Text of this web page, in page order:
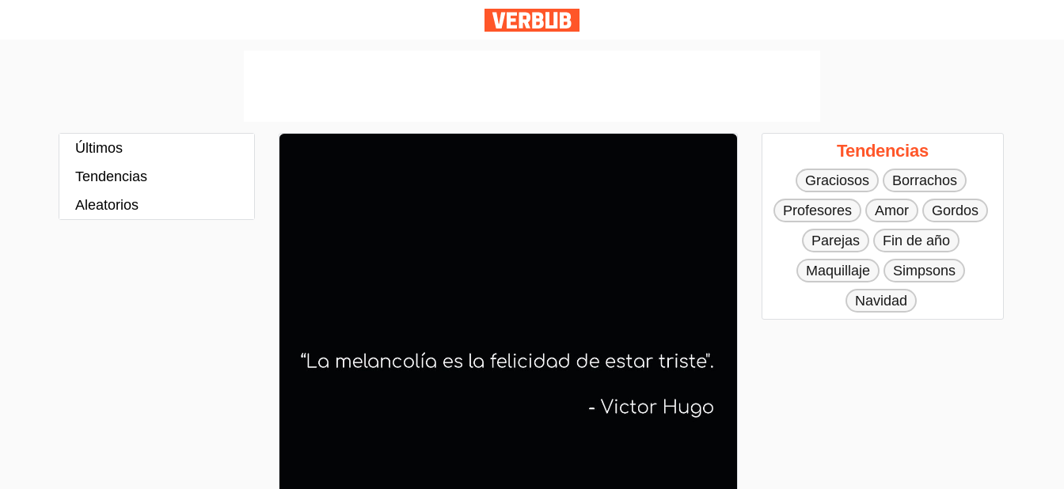
Últimos
Tendencias
Aleatorios
Tendencias
Graciosos
Borrachos
Profesores
Amor
Gordos
Parejas
Fin de año
Maquillaje
Simpsons
Navidad